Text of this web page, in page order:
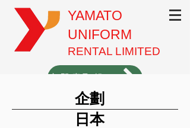
YAMATO
UNIFORM
RENTAL LIMITED
立即索取報價（1分鐘填表）
3620-3701
企劃
日本